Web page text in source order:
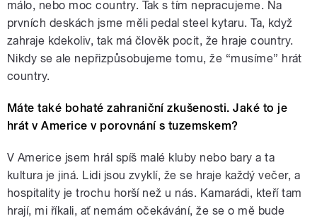
málo, nebo moc country. Tak s tím nepracujeme. Na
prvních deskách jsme měli pedal steel kytaru. Ta, když
zahraje kdekoliv, tak má člověk pocit, že hraje country.
Nikdy se ale nepřizpůsobujeme tomu, že “musíme” hrát
country.
Máte také bohaté zahraniční zkušenosti. Jaké to je
hrát v Americe v porovnání s tuzemskem?
V Americe jsem hrál spíš malé kluby nebo bary a ta
kultura je jiná. Lidi jsou zvyklí, že se hraje každý večer, a
hospitality je trochu horší než u nás. Kamarádi, kteří tam
hrají, mi říkali, ať nemám očekávání, že se o mě bude